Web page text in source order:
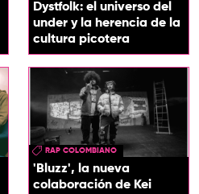
Dystfolk: el universo del
under y la herencia de la
cultura picotera
RAP COLOMBIANO
'Bluzz', la nueva
colaboración de Kei